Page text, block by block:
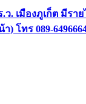
ว. เมืองภูเก็ต มีรา
โทร 089-